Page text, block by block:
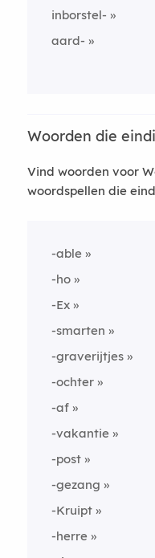
inborstel-
aard-
Woorden die
Vind woorden voor
woordspellen die
-able
-ho
-Ex
-smarten
-graverijtjes
-ochter
-af
-vakantie
-post
-gezang
-Kruipt
-herre